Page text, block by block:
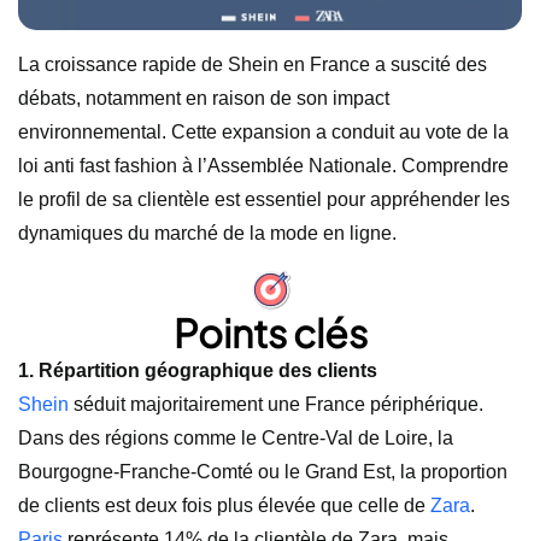
La croissance rapide de Shein en France a suscité des
débats, notamment en raison de son impact
environnemental. Cette expansion a conduit au vote de la
loi anti fast fashion à l’Assemblée Nationale. Comprendre
le profil de sa clientèle est essentiel pour appréhender les
dynamiques du marché de la mode en ligne.
Points clés
1. Répartition géographique des clients
Shein séduit majoritairement une France périphérique.
Dans des régions comme le Centre-Val de Loire, la
Bourgogne-Franche-Comté ou le Grand Est, la proportion
de clients est deux fois plus élevée que celle de Zara.